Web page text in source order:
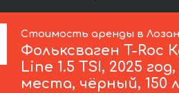
Стоимость аренды в
Фольксваген T-Roc
Line 1.5 TSI, 2025 год,
места, чёрный, 150